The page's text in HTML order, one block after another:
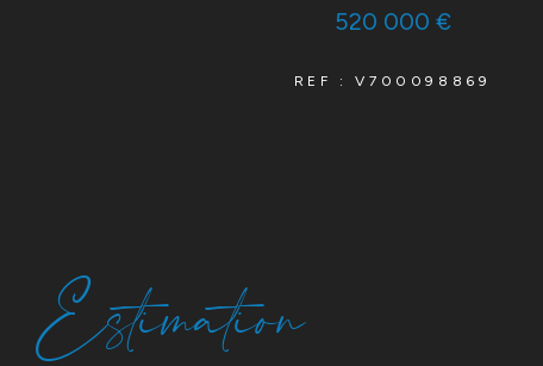
520 000 €
REF : V700098869
Estimation